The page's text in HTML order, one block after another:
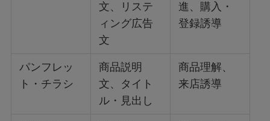
文、リステ
ィング広告
文
進、購入・
登録誘導
パンフレッ
ト・チラシ
商品説明
文、タイト
ル・見出し
商品理解、
来店誘導